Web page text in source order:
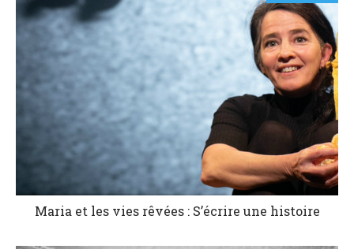
Maria et les vies rêvées : S’écrire une histoire